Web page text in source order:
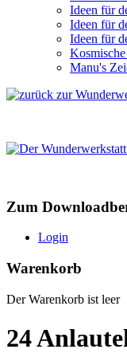
Ideen für
Ideen für
Ideen für
Manu's
Zum
Login
Warenkorb
Der Warenkorb ist leer
24